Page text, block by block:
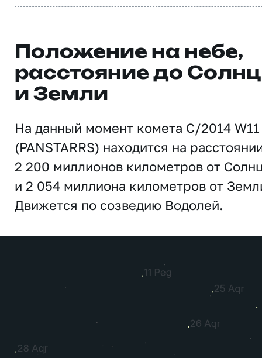
Положение на небе,
расстояние до
и Земли
На данный момент комета C/2014 W11
(PANSTARRS) находится на
2 200 миллионов километров от
и 2 054 миллиона километров от
Движется по созведию Водолей.